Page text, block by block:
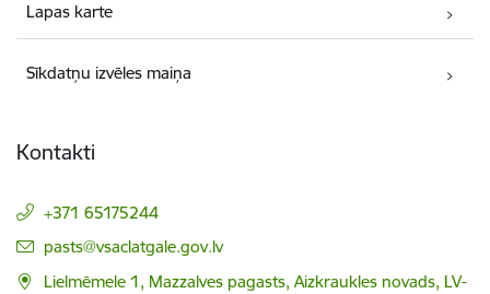
Lapas karte
Sīkdatņu izvēles maiņa
Kontakti
+371 65175244
E-pasts:
pasts@vsaclatgale.gov.lv
Lielmēmele 1, Mazzalves pagasts, Aizkraukles novads, LV-